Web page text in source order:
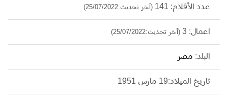
حين ميسرة).
عدد الأفلام: 141 (آخر تحديث:25/07/2022)
اعمال: 3 (آخر تحديث:25/07/2022)
البلد: مصر
تاريخ الميلاد:19 مارس 1951